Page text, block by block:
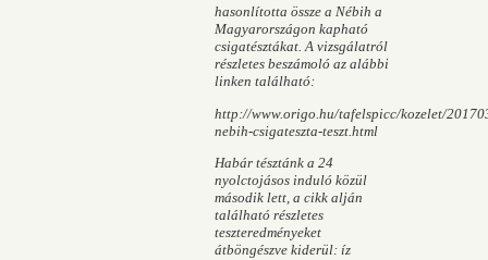
hasonlította össze a Nébih a
Magyarországon kapható
csigatésztákat. A vizsgálatról
részletes beszámoló az alábbi
linken található:
http://www.origo.hu/tafelspicc/kozelet/
nebih-csigateszta-teszt.html
Habár tésztánk a 24
nyolctojásos induló közül
második lett, a cikk alján
található részletes
teszteredményeket
átböngészve kiderül: íz